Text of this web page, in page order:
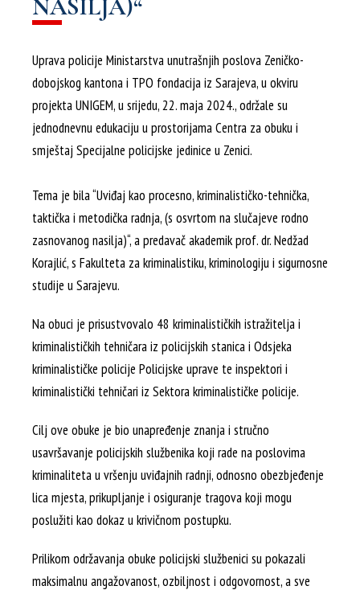
NASILJA)“
Uprava policije Ministarstva unutrašnjih poslova Zeničko-
dobojskog kantona i TPO fondacija iz Sarajeva, u okviru
projekta UNIGEM, u srijedu, 22. maja 2024., održale su
jednodnevnu edukaciju u prostorijama Centra za obuku i
smještaj Specijalne policijske jedinice u Zenici.
Tema je bila “Uviđaj kao procesno, kriminalističko-tehnička,
taktička i metodička radnja, (s osvrtom na slučajeve rodno
zasnovanog nasilja)“, a predavač akademik prof. dr. Nedžad
Korajlić, s Fakulteta za kriminalistiku, kriminologiju i sigurnosne
studije u Sarajevu.
Na obuci je prisustvovalo 48 kriminalističkih istražitelja i
kriminalističkih tehničara iz policijskih stanica i Odsjeka
kriminalističke policije Policijske uprave te inspektori i
kriminalistički tehničari iz Sektora kriminalističke policije.
Cilj ove obuke je bio unapređenje znanja i stručno
usavršavanje policijskih službenika koji rade na poslovima
kriminaliteta u vršenju uviđajnih radnji, odnosno obezbjeđenje
lica mjesta, prikupljanje i osiguranje tragova koji mogu
poslužiti kao dokaz u krivičnom postupku.
Prilikom održavanja obuke policijski službenici su pokazali
maksimalnu angažovanost, ozbiljnost i odgovornost, a sve